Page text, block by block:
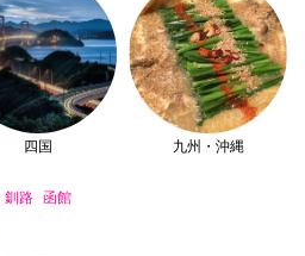
四国 九州・沖縄
釧路 函館